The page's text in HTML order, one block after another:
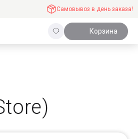
Самовывоз в день заказа!
Корзина